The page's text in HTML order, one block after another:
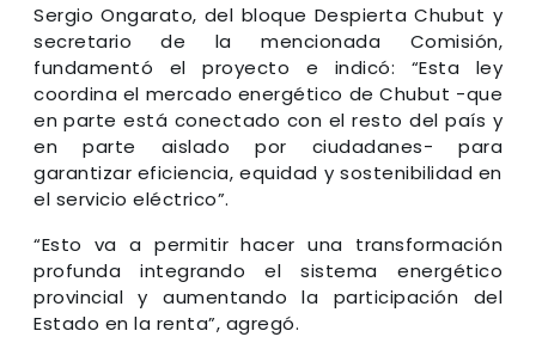
Sergio Ongarato, del bloque Despierta Chubut y
secretario de la mencionada Comisión,
fundamentó el proyecto e indicó: “Esta ley
coordina el mercado energético de Chubut -que
en parte está conectado con el resto del país y
en parte aislado por ciudadanes- para
garantizar eficiencia, equidad y sostenibilidad en
el servicio eléctrico”.
“Esto va a permitir hacer una transformación
profunda integrando el sistema energético
provincial y aumentando la participación del
Estado en la renta”, agregó.